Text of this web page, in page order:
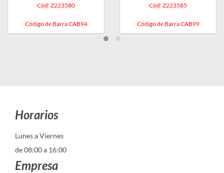
Cód: Z223580
Código de Barra CAB94
Cód: Z223585
Código de Barra CAB99
Horarios
Lunes a Viernes
de 08:00 a 16:00
Empresa